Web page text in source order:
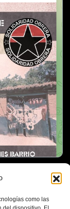
como las